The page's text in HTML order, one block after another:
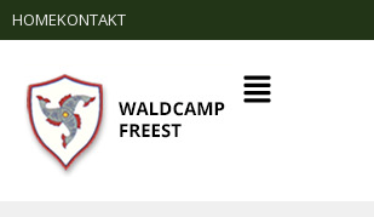
HOMEKONTAKT